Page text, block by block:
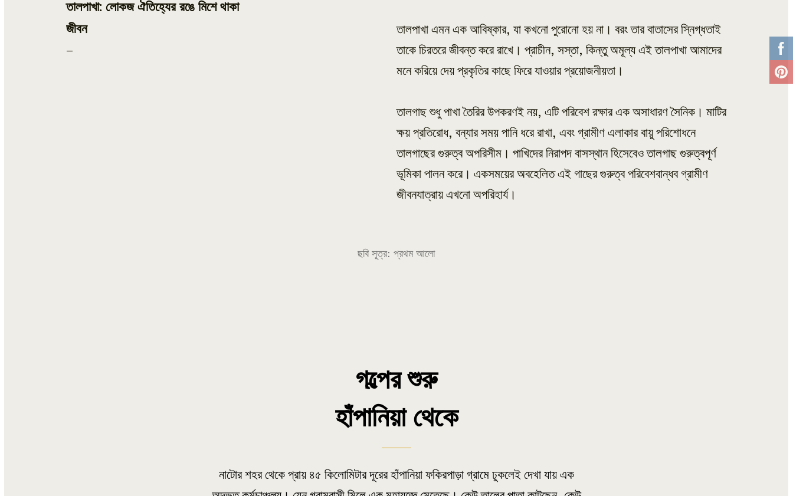
তালপাখা: লোকজ ঐতিহ্যের রঙে মিশে থাকা
জীবন
–
তালপাখা এমন এক আবিষ্কার, যা কখনো পুরোনো হয় না। বরং তার বাতাসের স্নিগ্ধতাই
তাকে চিরতরে জীবন্ত করে রাখে। প্রাচীন, সস্তা, কিন্তু অমূল্য এই তালপাখা আমাদের
মনে করিয়ে দেয় প্রকৃতির কাছে ফিরে যাওয়ার প্রয়োজনীয়তা।
তালগাছ শুধু পাখা তৈরির উপকরণই নয়, এটি পরিবেশ রক্ষার এক অসাধারণ সৈনিক। মাটির
ক্ষয় প্রতিরোধ, বন্যার সময় পানি ধরে রাখা, এবং গ্রামীণ এলাকার বায়ু পরিশোধনে
তালগাছের গুরুত্ব অপরিসীম। পাখিদের নিরাপদ বাসস্থান হিসেবেও তালগাছ গুরুত্বপূর্ণ
ভূমিকা পালন করে। একসময়ের অবহেলিত এই গাছের গুরুত্ব পরিবেশবান্ধব গ্রামীণ
জীবনযাত্রায় এখনো অপরিহার্য।
ছবি সূত্র: প্রথম আলো
গল্পের শুরু
হাঁপানিয়া থেকে
নাটোর শহর থেকে প্রায় ৪৫ কিলোমিটার দূরের হাঁপানিয়া ফকিরপাড়া গ্রামে ঢুকলেই দেখা যায় এক